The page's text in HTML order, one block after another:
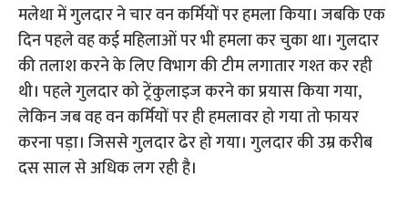
मलेथा में गुलदार ने चार वन कर्मियों पर हमला किया। जबकि एक
दिन पहले वह कई महिलाओं पर भी हमला कर चुका था। गुलदार
की तलाश करने के लिए विभाग की टीम लगातार गश्त कर रही
थी। पहले गुलदार को ट्रेंकुलाइज करने का प्रयास किया गया,
लेकिन जब वह वन कर्मियों पर ही हमलावर हो गया तो फायर
करना पड़ा। जिससे गुलदार ढेर हो गया। गुलदार की उम्र करीब
दस साल से अधिक लग रही है।